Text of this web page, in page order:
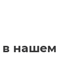
в нашем